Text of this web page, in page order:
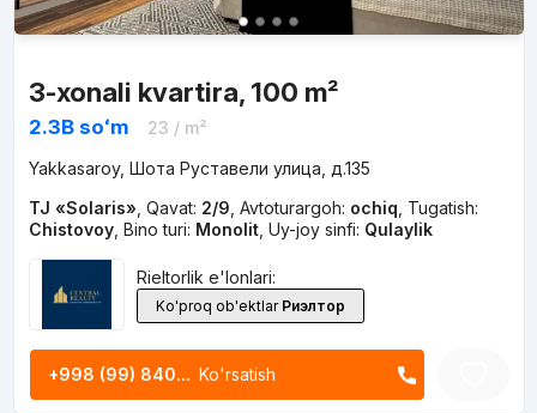
3-xonali kvartira, 100 m²
2.3B soʻm 23 / m²
Yakkasaroy, Шота Руставели улица, д.135
TJ «Solaris» Qavat: 2/9 Avtoturargoh: ochiq Tugatish:
Chistovoy, Bino turi: Monolit, Uy-joy sinfi: Qulaylik
Rieltorlik e'lonlari:
Ko'proq ob'ektlar Риэлтор
+998 (99) 840... Ko'rsatish